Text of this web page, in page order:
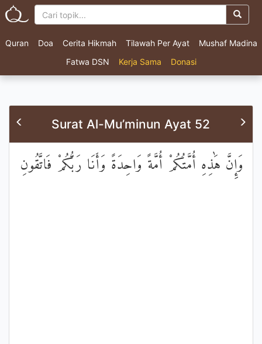
Quran Doa Cerita Hikmah Tilawah Per Ayat
Mushaf Madina
Fatwa DSN
Kerja Sama Donasi
Surat Al-Mu’minun Ayat 52
وَإِنَّ هَٰذِهِ أُمَّتُكُمْ أُمَّةً وَاحِدَةً وَأَنَا رَبُّكُمْ فَاتَّقُونِ